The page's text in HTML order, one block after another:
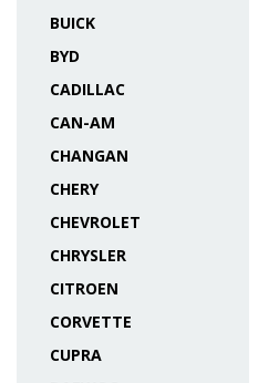
BUICK
BYD
CADILLAC
CAN-AM
CHANGAN
CHERY
CHEVROLET
CHRYSLER
CITROEN
CORVETTE
CUPRA